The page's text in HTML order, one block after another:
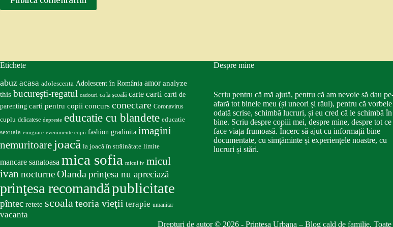
Etichete
abuz acasa adolescenta Adolescent în România amor analyze
this bucureşti-regatul cadouri ca la școală carte carti carti de
parenting carti pentru copii concurs conectare Coronavirus
cuplu delicatese depresie educatie cu blandete educatie
sexuala emigrare evenimente copii fashion gradinita imagini
nemuritoare joacă la joacă în străinătate limite
mancare sanatoasa mica sofia micul iv micul
ivan nocturneOlanda prinţesa nu apreciază
prinţesa recomandăpublicitate
pîntec retete scoalateoria vieţii terapie umanitar
vacanta
Despre mine
Scriu pentru că mă ajută, pentru că am nevoie să dau
afară tot binele meu (și uneori și răul), pentru că vorbele
odată scrise, schimbă lucruri, și eu cred că le schimbă în
bine. Scriu despre copiii mei, despre mine, despre tot ce
face viața frumoasă. Încerc să ajut cu informații bine
documentate, cu simțăminte și experiențele noastre, cu
lucruri și stări.
Drepturi de autor © 2026 - Printesa Urbana – Blog cald de familie. Toate